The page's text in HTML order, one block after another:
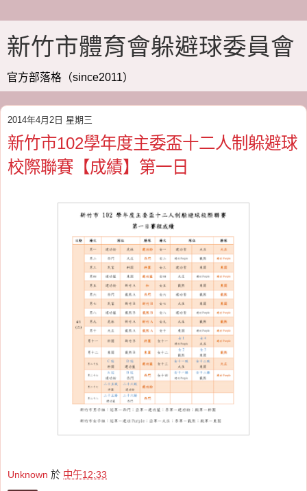
新竹市體育會躲避球委員會
官方部落格（since2011）
2014年4月2日 星期三
新竹市102學年度主委盃十二人制躲避球
校際聯賽【成績】第一日
Unknown 於 中午12:33